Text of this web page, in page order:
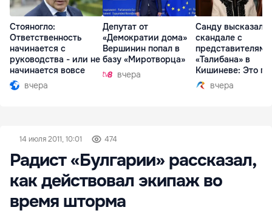
Стояногло:
Ответственность
начинается с
руководства - или не
начинается вовсе
вчера
Депутат от
«Демократии дома»
Вершинин попал в
базу «Миротворца»
вчера
Санду
скандале с
представителями
«Талибана» в
Кишиневе: Это
вчера
14 июля 2011, 10:01 474
Радист «Булгарии» рассказал,
как действовал экипаж во
время шторма